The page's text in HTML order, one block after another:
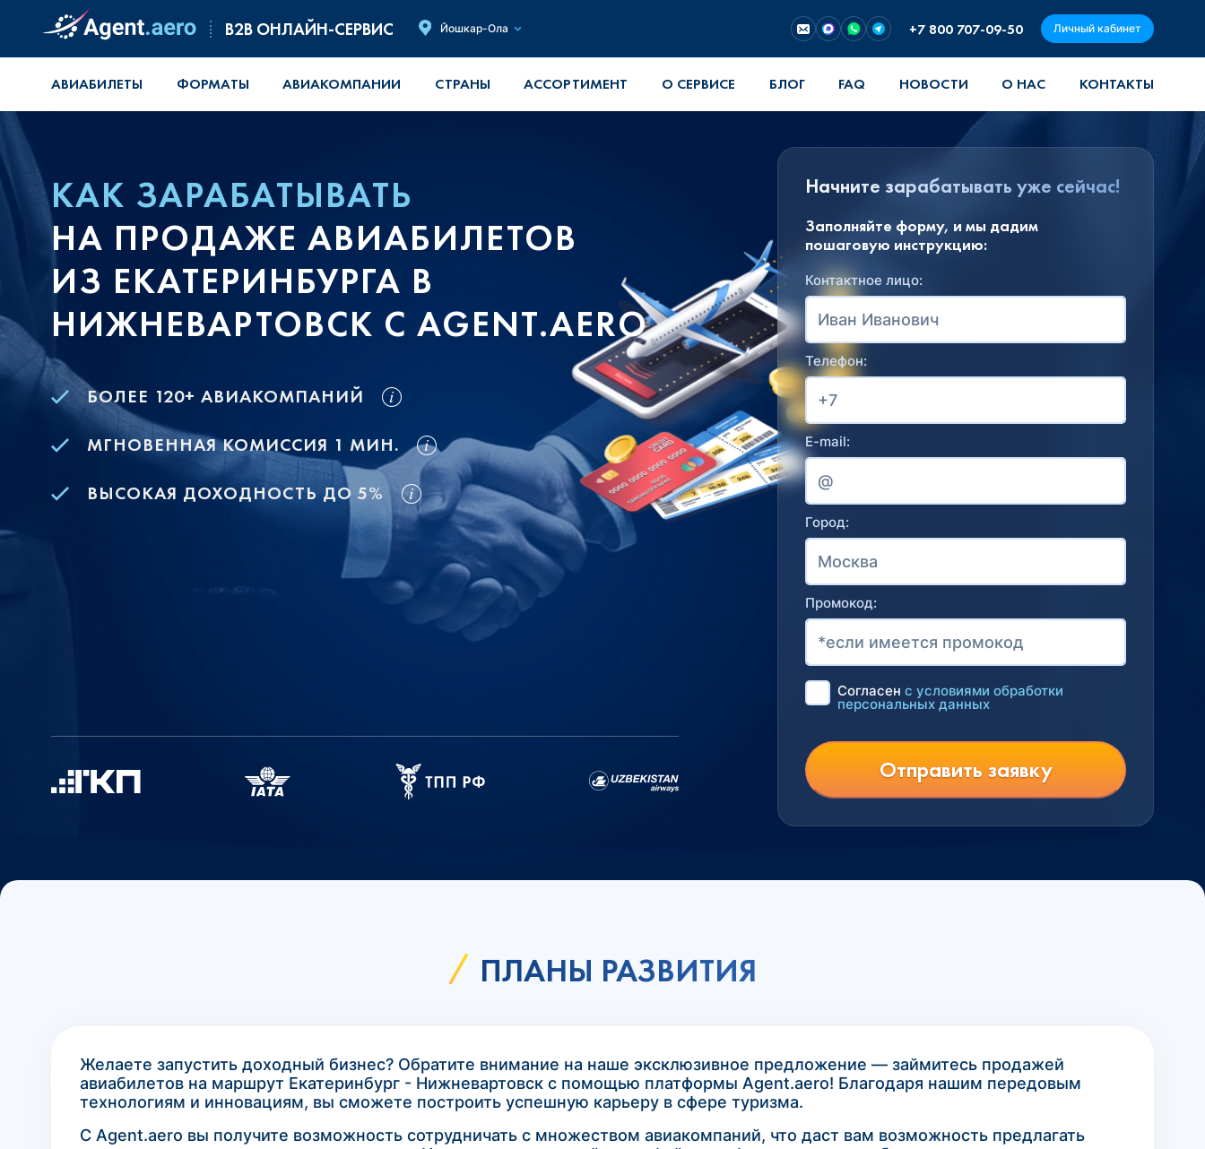
B2B ОНЛАЙН-СЕРВИС Йошкар-Ола +7 800 707-09-50 Личный кабинет
АВИАБИЛЕТЫ ФОРМАТЫ АВИАКОМПАНИИ СТРАНЫ АССОРТИМЕНТ О СЕРВИСЕ БЛОГ FAQ НОВОСТИ О НАС КОНТАКТЫ
КАК ЗАРАБАТЫВАТЬ
НА ПРОДАЖЕ АВИАБИЛЕТОВ
ИЗ ЕКАТЕРИНБУРГА В
НИЖНЕВАРТОВСК С AGENT.AERO
БОЛЕЕ 120+ АВИАКОМПАНИЙ
МГНОВЕННАЯ КОМИССИЯ 1 МИН.
ВЫСОКАЯ ДОХОДНОСТЬ ДО 5%
Начните зарабатывать уже сейчас!
Заполняйте форму, и мы дадим
пошаговую инструкцию:
Контактное лицо:
Телефон:
E-mail:
Город:
Промокод:
Согласен с условиями обработки
персональных данных
Отправить заявку
ПЛАНЫ РАЗВИТИЯ
Желаете запустить доходный бизнес? Обратите внимание на наше эксклюзивное предложение — займитесь продажей
авиабилетов на маршрут Екатеринбург - Нижневартовск с помощью платформы Agent.aero! Благодаря нашим передовым
технологиям и инновациям, вы сможете построить успешную карьеру в сфере туризма.
С Agent.aero вы получите возможность сотрудничать с множеством авиакомпаний, что даст вам возможность предлагать